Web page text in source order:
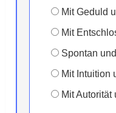
Mit Geduld
Mit
Spontan
Mit Intuition
Mit Autorität